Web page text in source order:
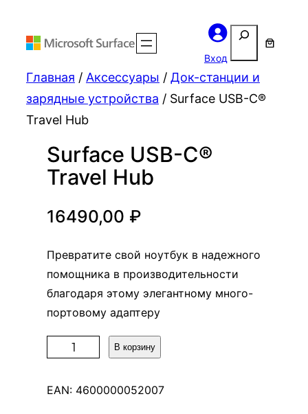
Вход
Поиск
Главная / Аксессуары / Док-станции и
зарядные устройства / Surface USB-C®
Travel Hub
Surface USB-C®
Travel Hub
16490,00 ₽
Превратите свой ноутбук в надежного
помощника в производительности
благодаря этому элегантному много-
портовому адаптеру
л
В корзину
EAN: 4600000052007